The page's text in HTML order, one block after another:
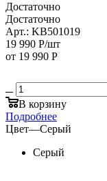
Достаточно
Достаточно
Арт.: KB501019
19 990 Р/шт
от 19 990 Р
В корзину
Подробнее
Цвет—Серый
Серый